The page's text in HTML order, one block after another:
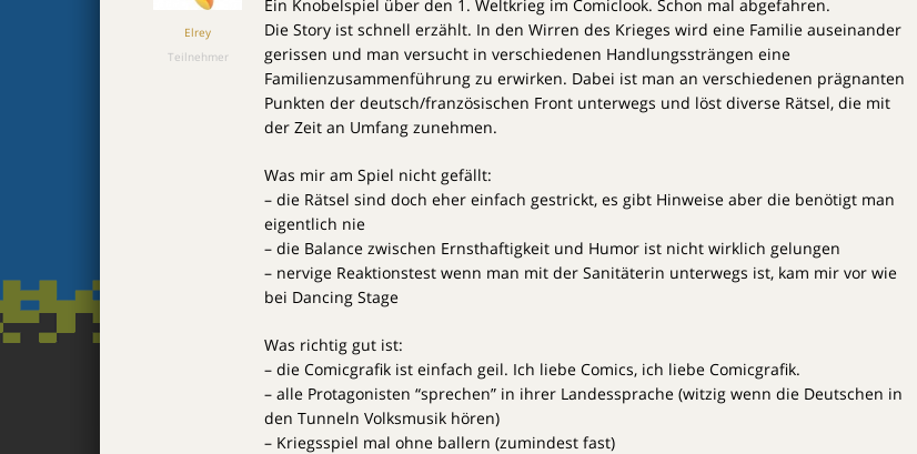
Elrey
Teilnehmer
Ein Knobelspiel über den 1. Weltkrieg im Comiclook. Schon mal abgefahren.
Die Story ist schnell erzählt. In den Wirren des Krieges wird eine Familie auseinander
gerissen und man versucht in verschiedenen Handlungssträngen eine
Familienzusammenführung zu erwirken. Dabei ist man an verschiedenen prägnanten
Punkten der deutsch/französischen Front unterwegs und löst diverse Rätsel, die mit
der Zeit an Umfang zunehmen.
Was mir am Spiel nicht gefällt:
– die Rätsel sind doch eher einfach gestrickt, es gibt Hinweise aber die benötigt man
eigentlich nie
– die Balance zwischen Ernsthaftigkeit und Humor ist nicht wirklich gelungen
– nervige Reaktionstest wenn man mit der Sanitäterin unterwegs ist, kam mir vor wie
bei Dancing Stage
Was richtig gut ist:
– die Comicgrafik ist einfach geil. Ich liebe Comics, ich liebe Comicgrafik.
– alle Protagonisten “sprechen” in ihrer Landessprache (witzig wenn die Deutschen in
den Tunneln Volksmusik hören)
– Kriegsspiel mal ohne ballern (zumindest fast)